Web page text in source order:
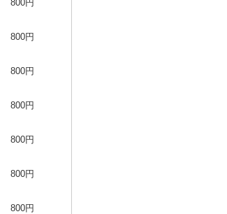
800円
800円
800円
800円
800円
800円
800円